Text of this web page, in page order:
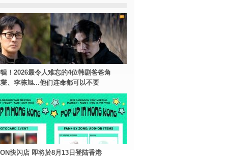
！2026最令人难忘的4位韩剧爸爸角
、李栋旭...他们连命都可以不要
快闪店 即将於8月13日登陆香港